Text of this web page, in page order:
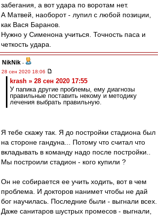
забегания, а вот удара по воротам нет.
А Матвей, наоборот - лупил с любой позиции,
как Вася Баранов.
Нужно у Сименона учиться. Точность паса и
четкость удара.
NikNik -
28 сен 2020 18:06
krash » 28 сен 2020 17:55
У папика другие проблемы, ему диагнозы
правильные поставить некому и методику
лечения выбрать правильную.
Я тебе скажу так. Я до постройки стадиона был
на стороне гандуна... Потому что считал что
вкладывать в команду надо после постройки..
Мы построили стадион - кого купили ?
Он не собирается ее учить ходить, вот в чем
проблема. И докторов нанимет чтобы не дай
бог научилась. Последние были - выгнали всех.
Даже санитаров шустрых промесов - выгнали,